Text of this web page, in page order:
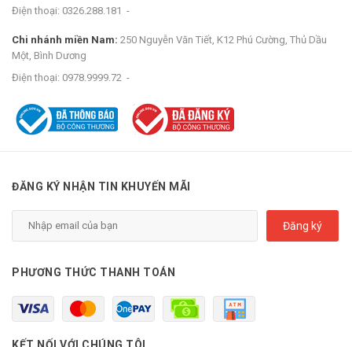
Điện thoại: 0326.288.181 -
Chi nhánh miền Nam: 250 Nguyễn Văn Tiết, K12 Phú Cường, Thủ Dầu
Một, Bình Dương
Điện thoại: 0978.9999.72 -
ĐĂNG KÝ NHẬN TIN KHUYẾN MÃI
Đăng ký
PHƯƠNG THỨC THANH TOÁN